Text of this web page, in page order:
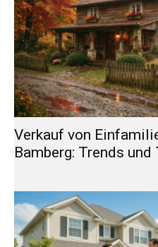
Verkauf von
Bamberg: Trends